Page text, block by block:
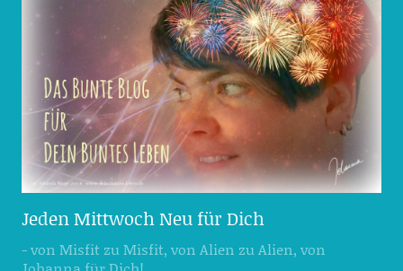
Jeden Mittwoch Neu für Dich
- von Misfit zu Misfit, von Alien zu Alien, von